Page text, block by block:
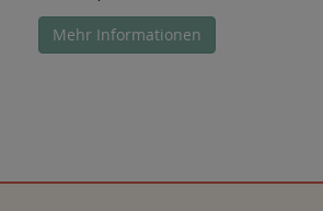
Mehr Informationen